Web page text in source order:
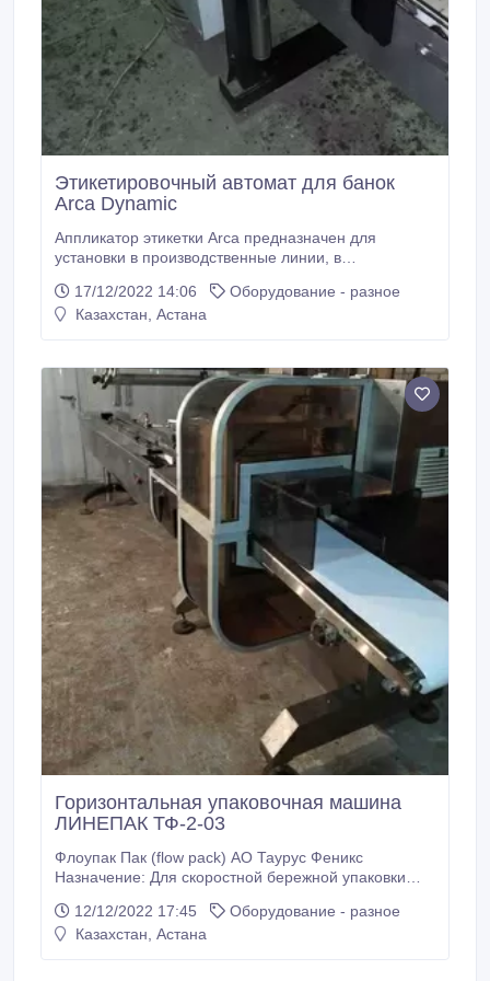
Этикетировочный автомат для банок
Arca Dynamic
Аппликатор этикетки Arca предназначен для
установки в производственные линии, в
самоклеящейся этикетки на различные продукты.
Управление аппликатором производится с
переноса пульта управления – опция).
17/12/2022 14:06
Оборудование - разное
Казахстан, Астана
Горизонтальная упаковочная машина
ЛИНЕПАК ТФ-2-03
Флоупак Пак (flow pack) АО Таурус Феникс
Назначение: Для скоростной бережной упаковки
пакеты типа Flow-pack. В том числе изделий
неправильной формы, «тяжелых» или «хрупких»
12/12/2022 17:45
Оборудование - разное
Казахстан, Астана